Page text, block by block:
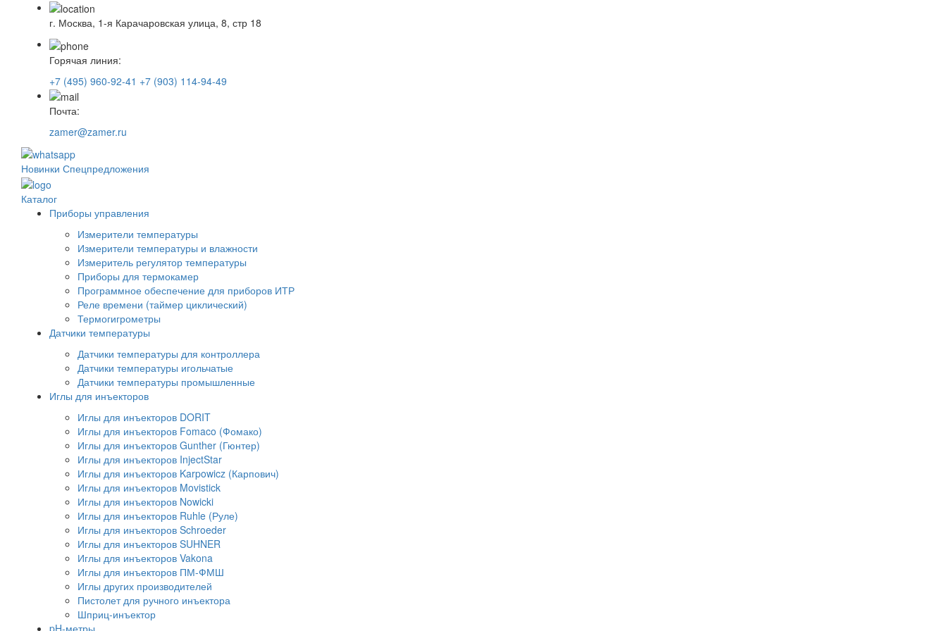
г. Москва, 1-я Карачаровская улица, 8, стр 18
Горячая линия:
+7 (495) 960-92-41 +7 (903) 114-94-49
Почта:
zamer@zamer.ru
Новинки Спецпредложения
Каталог
Приборы управления
Измерители температуры
Измерители температуры и влажности
Измеритель регулятор температуры
Приборы для термокамер
Программное обеспечение для приборов ИТР
Реле времени (таймер циклический)
Термогигрометры
Датчики температуры
Датчики температуры для контроллера
Датчики температуры игольчатые
Датчики температуры промышленные
Иглы для инъекторов
Иглы для инъекторов DORIT
Иглы для инъекторов Fomaco (Фомако)
Иглы для инъекторов Gunther (Гюнтер)
Иглы для инъекторов InjectStar
Иглы для инъекторов Karpowicz (Карпович)
Иглы для инъекторов Movistick
Иглы для инъекторов Nowicki
Иглы для инъекторов Ruhle (Руле)
Иглы для инъекторов Schroeder
Иглы для инъекторов SUHNER
Иглы для инъекторов Vakona
Иглы для инъекторов ПМ-ФМШ
Иглы других производителей
Пистолет для ручного инъектора
Шприц-инъектор
pH-метры